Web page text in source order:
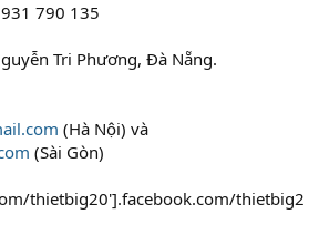
790 135
Tri Phương, Đà Nẵng.
(Hà Nội) và
(Sài Gòn)
thietbig20'].facebook.com/thietbig2